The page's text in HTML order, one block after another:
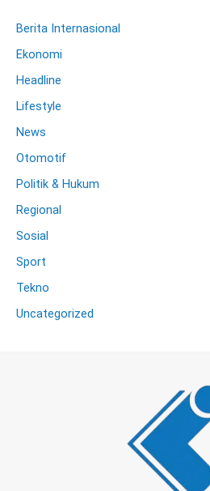
Berita Internasional
Ekonomi
Headline
Lifestyle
News
Otomotif
Politik & Hukum
Regional
Sosial
Sport
Tekno
Uncategorized